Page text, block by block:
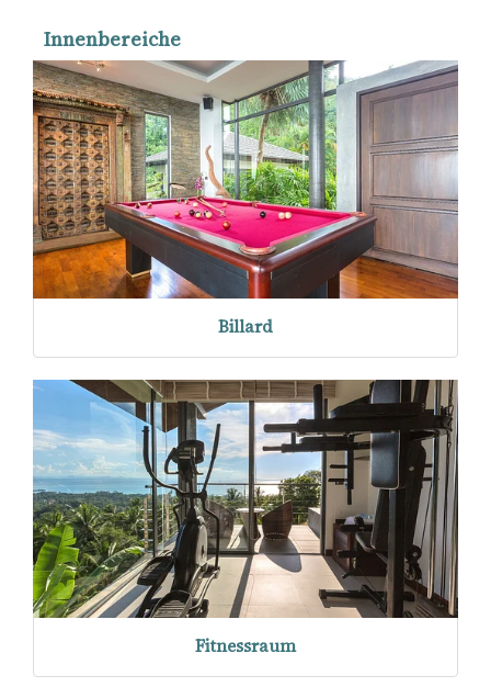
Innenbereiche
Billard
Fitnessraum